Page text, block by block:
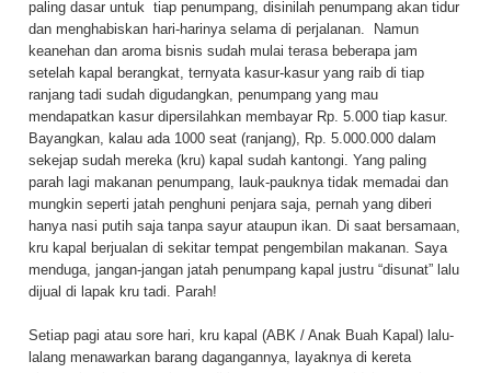
paling dasar untuk tiap penumpang, disinilah penumpang akan tidur
dan menghabiskan hari-harinya selama di perjalanan. Namun
keanehan dan aroma bisnis sudah mulai terasa beberapa jam
setelah kapal berangkat, ternyata kasur-kasur yang raib di tiap
ranjang tadi sudah digudangkan, penumpang yang mau
mendapatkan kasur dipersilahkan membayar Rp. 5.000 tiap kasur.
Bayangkan, kalau ada 1000 seat (ranjang), Rp. 5.000.000 dalam
sekejap sudah mereka (kru) kapal sudah kantongi. Yang paling
parah lagi makanan penumpang, lauk-pauknya tidak memadai dan
mungkin seperti jatah penghuni penjara saja, pernah yang diberi
hanya nasi putih saja tanpa sayur ataupun ikan. Di saat bersamaan,
kru kapal berjualan di sekitar tempat pengembilan makanan. Saya
menduga, jangan-jangan jatah penumpang kapal justru “disunat” lalu
dijual di lapak kru tadi. Parah!
Setiap pagi atau sore hari, kru kapal (ABK / Anak Buah Kapal) lalu-
lalang menawarkan barang dagangannya, layaknya di kereta